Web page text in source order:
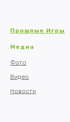
Прошлые Игры
Медиа
Фото
Видео
Новости